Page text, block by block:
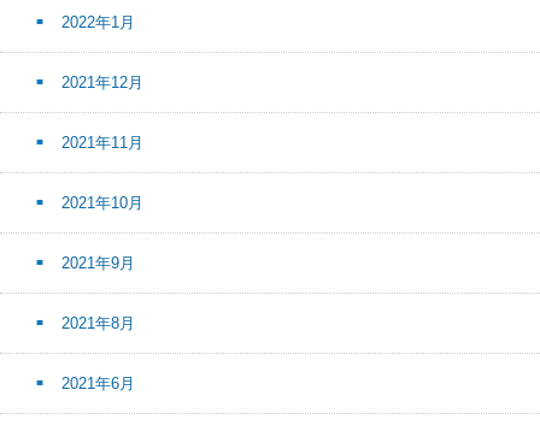
2022年1月
2021年12月
2021年11月
2021年10月
2021年9月
2021年8月
2021年6月